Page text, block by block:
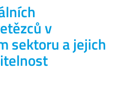
v
sektoru a jejich